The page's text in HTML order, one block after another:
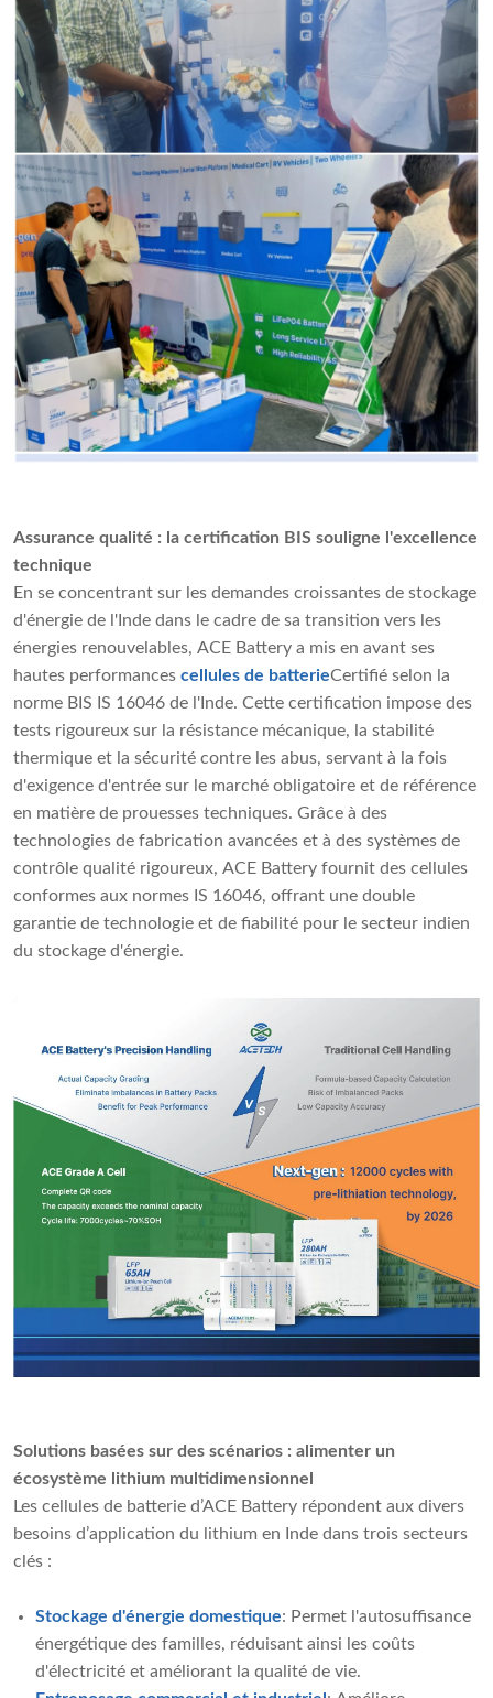
Assurance qualité : la certification BIS souligne l'excellence
technique
En se concentrant sur les demandes croissantes de stockage
d'énergie de l'Inde dans le cadre de sa transition vers les
énergies renouvelables, ACE Battery a mis en avant ses
hautes performances cellules de batterieCertifié selon la
norme BIS IS 16046 de l'Inde. Cette certification impose des
tests rigoureux sur la résistance mécanique, la stabilité
thermique et la sécurité contre les abus, servant à la fois
d'exigence d'entrée sur le marché obligatoire et de référence
en matière de prouesses techniques. Grâce à des
technologies de fabrication avancées et à des systèmes de
contrôle qualité rigoureux, ACE Battery fournit des cellules
conformes aux normes IS 16046, offrant une double
garantie de technologie et de fiabilité pour le secteur indien
du stockage d'énergie.
Solutions basées sur des scénarios : alimenter un
écosystème lithium multidimensionnel
Les cellules de batterie d’ACE Battery répondent aux divers
besoins d’application du lithium en Inde dans trois secteurs
clés :
Stockage d'énergie domestique: Permet l'autosuffisance
énergétique des familles, réduisant ainsi les coûts
d'électricité et améliorant la qualité de vie.